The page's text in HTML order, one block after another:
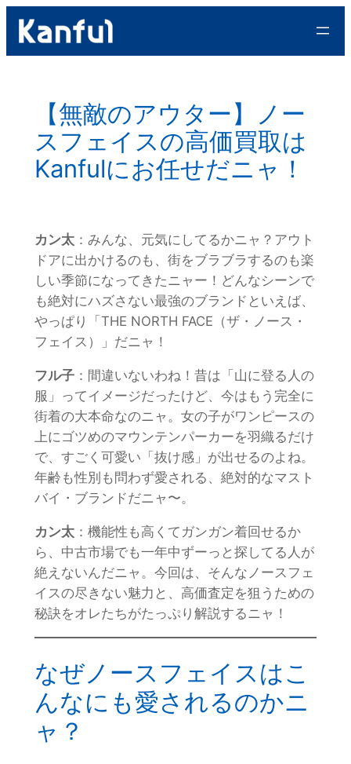
を
【無敵のアウター】ノー
スフェイスの高価買取は
Kanfulにお任せだニャ！
カン太：みんな、元気にしてるかニャ？アウト
ドアに出かけるのも、街をブラブラするのも楽
しい季節になってきたニャー！どんなシーンで
も絶対にハズさない最強のブランドといえば、
やっぱり「THE NORTH FACE（ザ・ノース・
フェイス）」だニャ！
フル子：間違いないわね！昔は「山に登る人の
服」ってイメージだったけど、今はもう完全に
街着の大本命なのニャ。女の子がワンピースの
上にゴツめのマウンテンパーカーを羽織るだけ
で、すごく可愛い「抜け感」が出せるのよね。
年齢も性別も問わず愛される、絶対的なマスト
バイ・ブランドだニャ〜。
カン太：機能性も高くてガンガン着回せるか
ら、中古市場でも一年中ずーっと探してる人が
絶えないんだニャ。今回は、そんなノースフェ
イスの尽きない魅力と、高価査定を狙うための
秘訣をオレたちがたっぷり解説するニャ！
なぜノースフェイスはこ
んなにも愛されるのかニ
ャ？